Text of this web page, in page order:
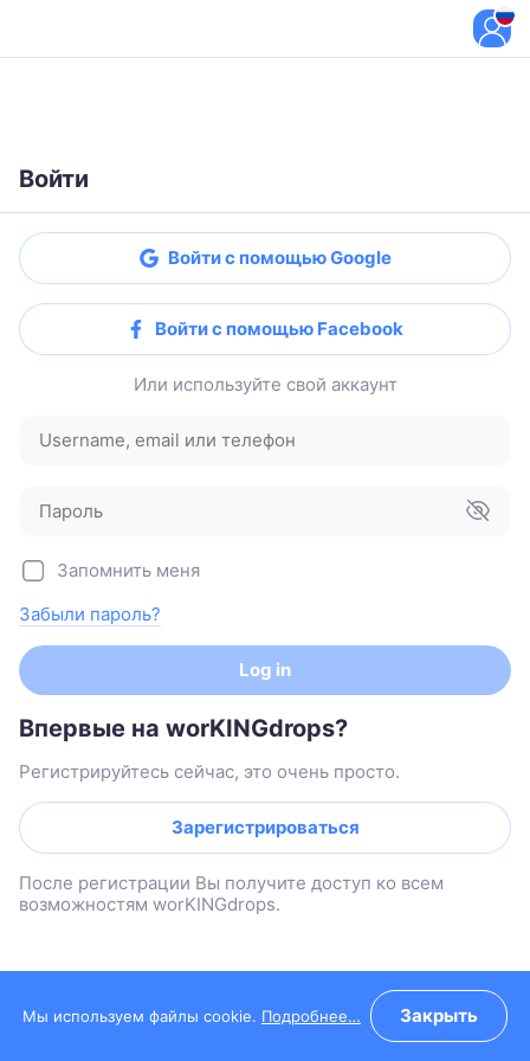
Войти
Войти с помощью Google
Войти с помощью Facebook
Или используйте свой аккаунт
Запомнить меня
Забыли пароль?
Log in
Впервые на worKINGdrops?
Регистрируйтесь сейчас, это очень просто.
Зарегистрироваться
После регистрации Вы получите доступ ко всем
возможностям worKINGdrops.
Мы используем файлы cookie. Подробнее… Закрыть